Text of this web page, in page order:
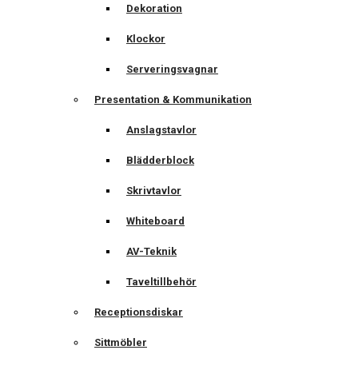
Dekoration
Klockor
Serveringsvagnar
Presentation & Kommunikation
Anslagstavlor
Blädderblock
Skrivtavlor
Whiteboard
AV-Teknik
Taveltillbehör
Receptionsdiskar
Sittmöbler